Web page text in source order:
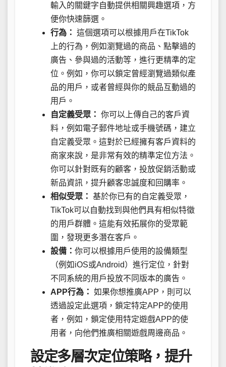
輸入的關鍵字自動提供相關興趣選項，方
便你快速篩選。
行為： 這個選項可以根據用戶在TikTok
上的行為，例如瀏覽過的商品、點擊過的
廣告、參與過的活動等，進行更精準的定
位。例如，你可以鎖定曾經瀏覽過類似產
品的用戶，或者曾經與你的競品互動過的
用戶。
自定義受眾： 你可以上傳自己的客戶資
料，例如電子郵件地址或手機號碼，建立
自定義受眾。這對於已經擁有客戶資料的
商家來說，是非常有效的精準定位方法。
你可以針對既有的顧客，投放促銷活動或
新品資訊，提升顧客忠誠度和回購率。
相似受眾： 基於你已有的自定義受眾，
TikTok可以自動找到與他們具有相似特徵
的用戶群體。這能有效拓展你的受眾範
圍，發現更多潛在客戶。
設備： 你可以根據用戶使用的設備類型
（例如iOS或Android）進行定位，針對
不同系統的用戶投放不同版本的廣告。
APP行為： 如果你想推廣APP，則可以
透過設定此選項，鎖定特定APP的使用
者，例如，鎖定使用特定遊戲APP的使
用者，向他們推廣相關遊戲周邊商品。
設定多層次定位策略，提升